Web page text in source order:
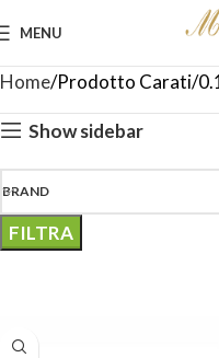
MENU
Home Prodotto Carati
Show sidebar
BRAND
FILTRA